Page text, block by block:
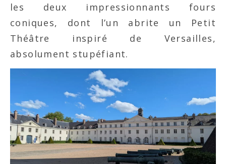
les deux impressionnants fours
coniques, dont l’un abrite un Petit
Théâtre inspiré de Versailles,
absolument stupéfiant.